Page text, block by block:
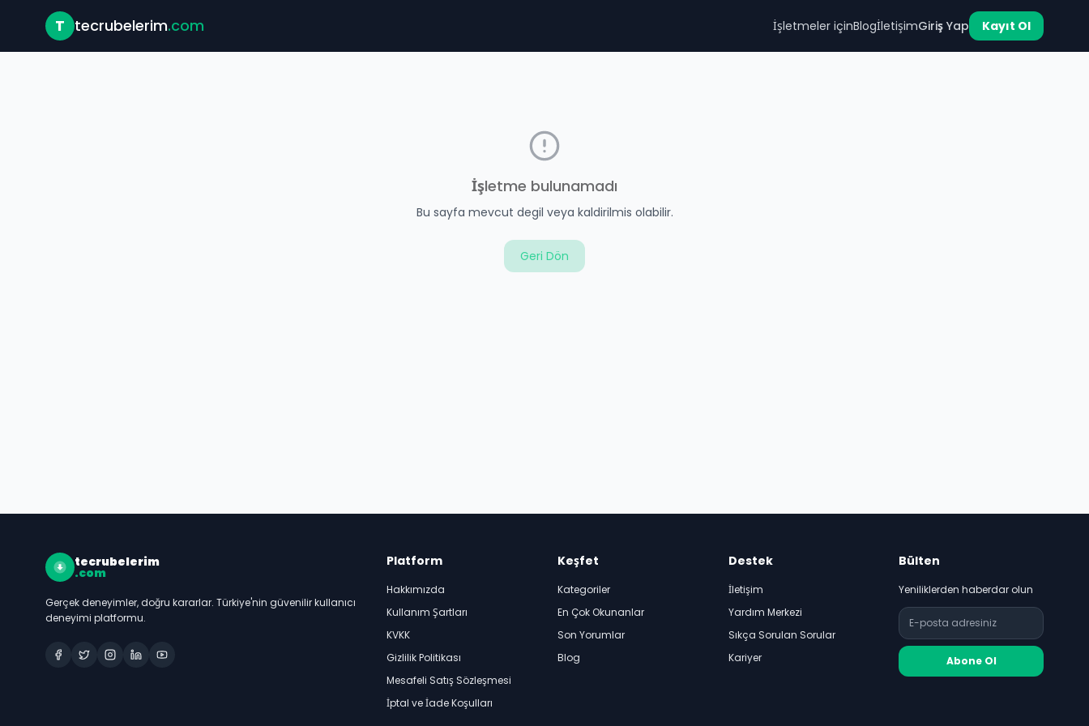
T tecrubelerim.com İşletmeler içinBlogİletişimGiriş Yap Kayıt Ol
İşletme bulunamadı
Bu sayfa mevcut degil veya kaldirilmis olabilir.
Geri Dön
tecrubelerim
.com
Gerçek deneyimler, doğru kararlar. Türkiye'nin güvenilir kullanıcı
deneyimi platformu.
Platform
Hakkımızda
Kullanım Şartları
KVKK
Gizlilik Politikası
Mesafeli Satış Sözleşmesi
İptal ve İade Koşulları
Keşfet
Kategoriler
En Çok Okunanlar
Son Yorumlar
Blog
Destek
İletişim
Yardım Merkezi
Sıkça Sorulan Sorular
Kariyer
Bülten
Yeniliklerden haberdar olun
Abone Ol